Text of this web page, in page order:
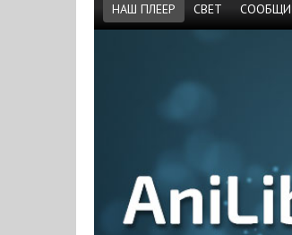
НАШ ПЛЕЕР СВЕТ